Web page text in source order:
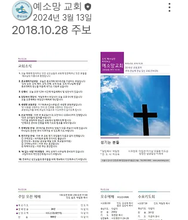
예소망 교회
2024년 3월 13일
2018.10.28 주보